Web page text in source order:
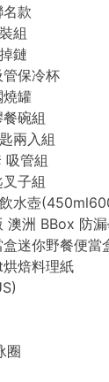
款
組
鏈
保冷杯
燒罐
碗組
兩入組
吸管組
子組
水壺
澳洲 BBox 防
迷你野餐便當
焙料理紙
圈